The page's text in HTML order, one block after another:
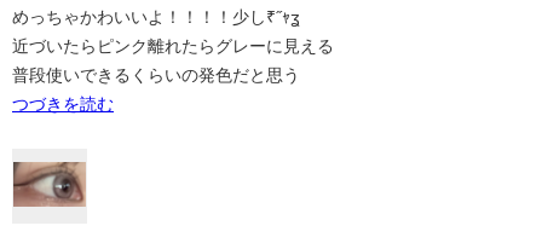
めっちゃかわいいよ！！！！少し₹˝ｬʓ
近づいたらピンク離れたらグレーに見える
普段使いできるくらいの発色だと思う
つづきを読む